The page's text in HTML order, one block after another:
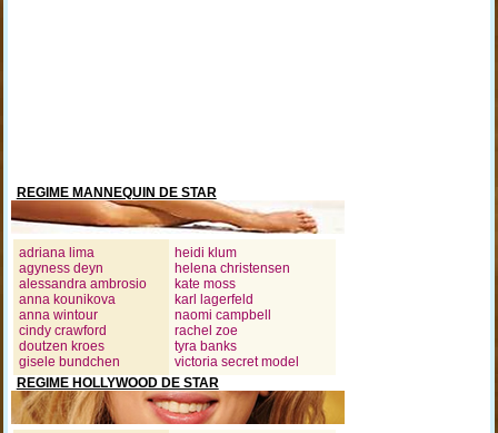
REGIME MANNEQUIN DE STAR
adriana lima
agyness deyn
alessandra ambrosio
anna kounikova
anna wintour
cindy crawford
doutzen kroes
gisele bundchen
heidi klum
helena christensen
kate moss
karl lagerfeld
naomi campbell
rachel zoe
tyra banks
victoria secret model
REGIME HOLLYWOOD DE STAR